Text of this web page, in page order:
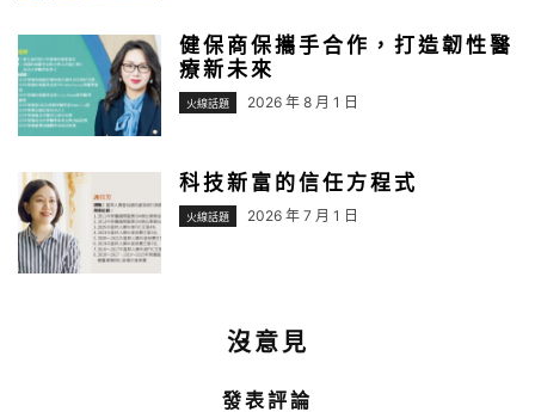
健保商保攜手合作，打造韌性醫
療新未來
火線話題 2026 年 8 月 1 日
科技新富的信任方程式
火線話題 2026 年 7 月 1 日
沒意見
發表評論